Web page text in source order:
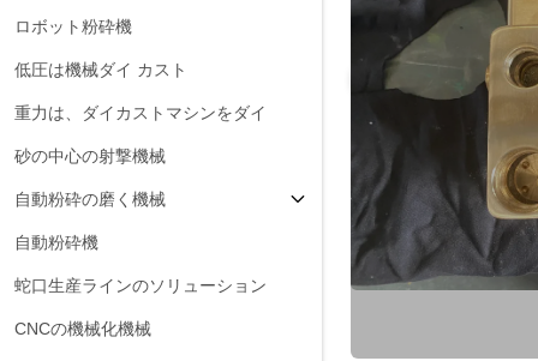
ロボット粉砕機
低圧は機械ダイ カスト
重力は、ダイカストマシンをダイ
砂の中心の射撃機械
自動粉砕の磨く機械
自動粉砕機
蛇口生産ラインのソリューション
CNCの機械化機械